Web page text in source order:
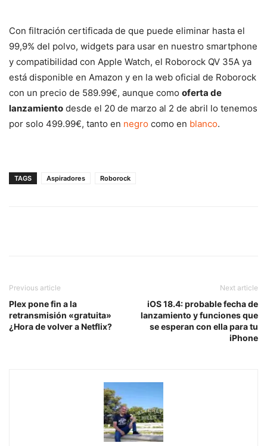
Con filtración certificada de que puede eliminar hasta el
99,9% del polvo, widgets para usar en nuestro smartphone
y compatibilidad con Apple Watch, el Roborock QV 35A ya
está disponible en Amazon y en la web oficial de Roborock
con un precio de 589.99€, aunque como oferta de
lanzamiento desde el 20 de marzo al 2 de abril lo tenemos
por solo 499.99€, tanto en negro como en blanco.
TAGS Aspiradores Roborock
Previous article
Plex pone fin a la
retransmisión «gratuita»
¿Hora de volver a Netflix?
Next article
iOS 18.4: probable fecha de
lanzamiento y funciones que
se esperan con ella para tu
iPhone